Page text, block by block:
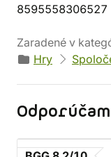
8595558306527
Zaradené v
Hry